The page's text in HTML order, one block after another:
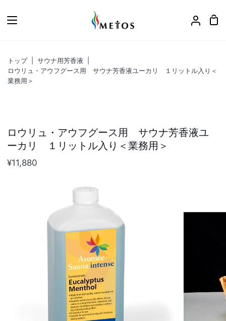
キ
ア
ト
カ
トップ| サウナ用芳香液
ロウリュ・アウフグース用 サウナ芳香液ユーカリ １リットル入り＜
業務用＞
ロウリュ・アウフグース用 サウナ芳香液ユ
ーカリ １リットル入り＜業務用＞
¥11,880